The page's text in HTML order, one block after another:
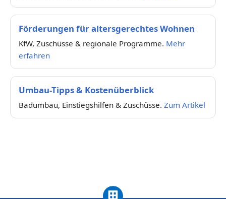
Förderungen für altersgerechtes Wohnen
KfW, Zuschüsse & regionale Programme. Mehr
erfahren
Umbau-Tipps & Kostenüberblick
Badumbau, Einstiegshilfen & Zuschüsse. Zum Artikel